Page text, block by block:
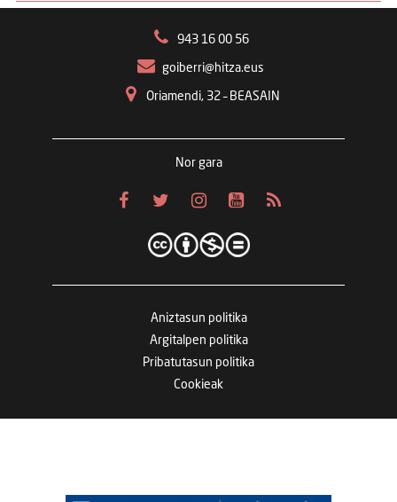
943 16 00 56
goiberri@hitza.eus
Oriamendi, 32 – BEASAIN
Nor gara
Aniztasun politika
Argitalpen politika
Pribatutasun politika
Cookieak